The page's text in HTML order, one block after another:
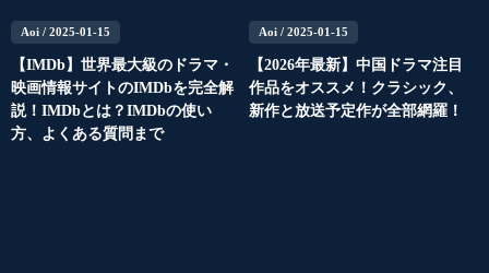
Aoi / 2025-01-15
【IMDb】世界最大級のドラマ・
映画情報サイトのIMDbを完全解
説！IMDbとは？IMDbの使い
方、よくある質問まで
Aoi/ 2025-01-15
【2026年最新】中国ドラマ注目
作品をオススメ！クラシック、
新作と放送予定作が全部網羅！